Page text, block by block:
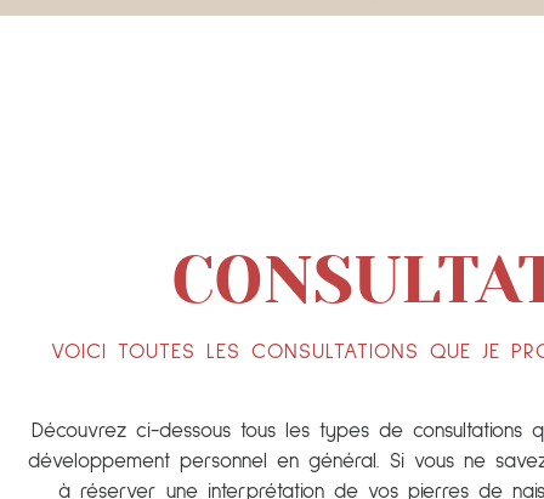
VOICI TOUTES LES CONSULTATIONS QUE JE
Découvrez ci-dessous tous les types de
développement personnel en général. Si vous ne
à réserver une interprétation de vos pierres de